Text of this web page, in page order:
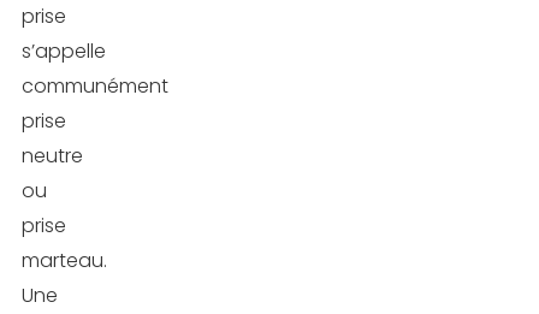
prise
s’appelle
communément
prise
neutre
ou
prise
marteau.
Une